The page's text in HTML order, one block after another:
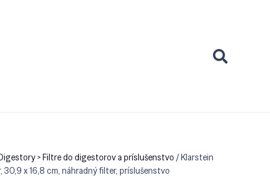
> Filtre do digestorov a príslušenstvo / Klarstein
x 16,8 cm, náhradný filter, príslušenstvo